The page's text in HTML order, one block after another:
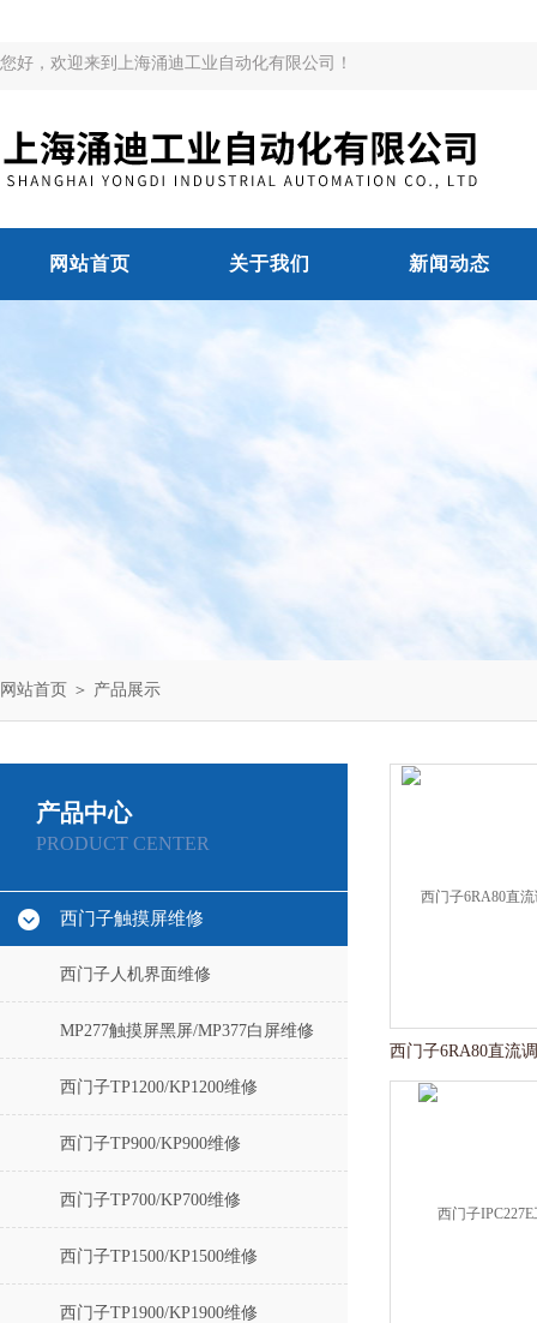
您好，欢迎来到上海涌迪工业自动化有限公司！
网站首页 关于我们 新闻动态
网站首页 ＞ 产品展示
产品中心
PRODUCT CENTER
西门子触摸屏维修
西门子人机界面维修
MP277触摸屏黑屏/MP377白屏维修
西门子TP1200/KP1200维修
西门子TP900/KP900维修
西门子TP700/KP700维修
西门子TP1500/KP1500维修
西门子TP1900/KP1900维修